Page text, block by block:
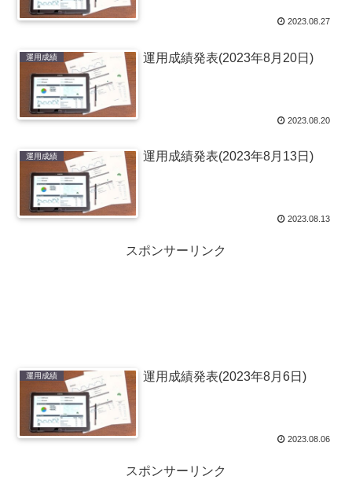
2023.08.27
運用成績 運用成績発表(2023年8月20日)
2023.08.20
運用成績 運用成績発表(2023年8月13日)
2023.08.13
スポンサーリンク
運用成績 運用成績発表(2023年8月6日)
2023.08.06
スポンサーリンク